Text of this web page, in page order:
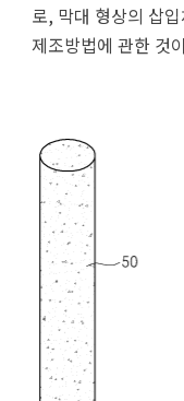
로, 막대 형상의 삽
제조방법에 관한 것